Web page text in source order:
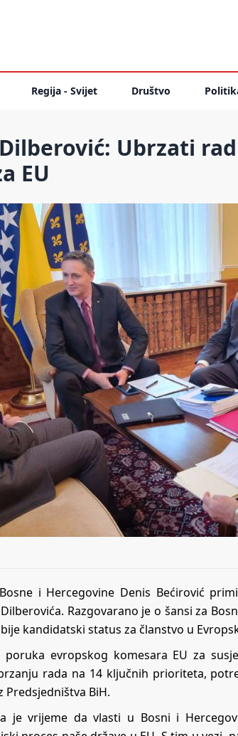
Regija - Svijet Društvo
Ubrzati
EU
i Hercegovine Denis Bećirović
Razgovarano je o šansi za
kandidatski status za članstvo u
evropskog komesara EU za
rada na 14 ključnih prioriteta,
Predsjedništva BiH.
je vrijeme da vlasti u Bosni i